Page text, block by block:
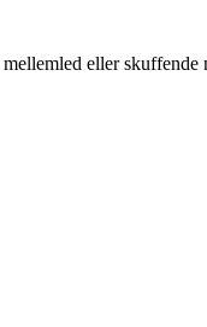
eller skuffende